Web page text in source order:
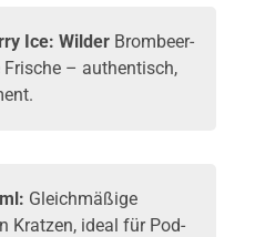
Ice: Wilder Brombeer-
– authentisch,
Gleichmäßige
Kratzen, ideal für Pod-